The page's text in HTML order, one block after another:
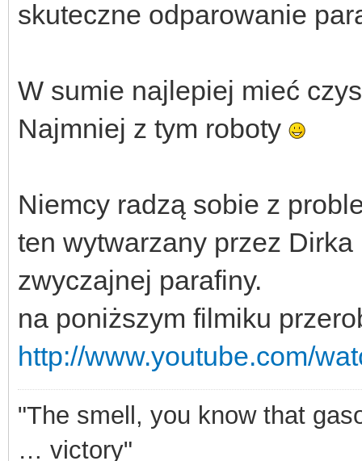
skuteczne odparowanie
W sumie najlepiej mieć
Najmniej z tym roboty
Niemcy radzą sobie z
ten wytwarzany przez
zwyczajnej parafiny.
na poniższym filmiku
http://www.youtube.com/
"The smell, you know that
… victory"